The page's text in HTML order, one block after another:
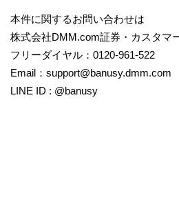
本件に関するお問い合わせは
株式会社DMM.com証券・カスタマ
フリーダイヤル：0120-961-522
Email：support@banusy.dmm.com
LINE ID : @banusy